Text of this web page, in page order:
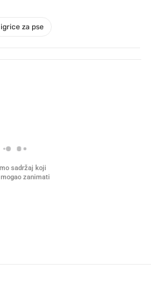
igrice za pse